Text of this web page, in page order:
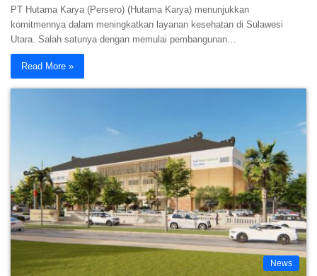
PT Hutama Karya (Persero) (Hutama Karya) menunjukkan
komitmennya dalam meningkatkan layanan kesehatan di Sulawesi
Utara. Salah satunya dengan memulai pembangunan…
Read More »
News